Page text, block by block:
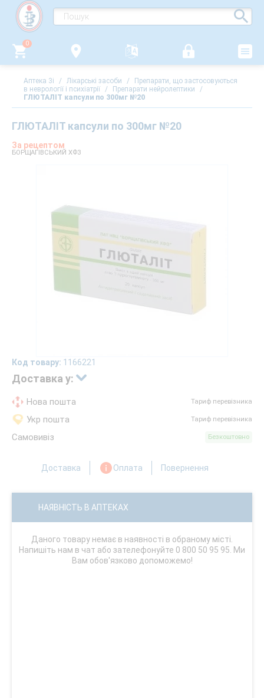
0
Аптека 3i / Лікарські засоби /
Препарати, що застосовуються
в неврології і психіатрії / Препарати нейролептики
/
ГЛЮТАЛІТ капсули по 300мг №20
ГЛЮТАЛІТ капсули по 300мг №20
За рецептом
БОРЩАГІВСЬКИЙ ХФЗ
Код товару: 1166221
Доставка у:
Нова пошта Тариф перевізника
Укр пошта Тариф перевізника
Самовивіз Безкоштовно
Доставка Оплата Повернення
НАЯВНІСТЬ В АПТЕКАХ
Даного товару немає в наявності в обраному місті.
Напишіть нам в чат або зателефонуйте 0 800 50 95 95. Ми
Вам обов'язково допоможемо!